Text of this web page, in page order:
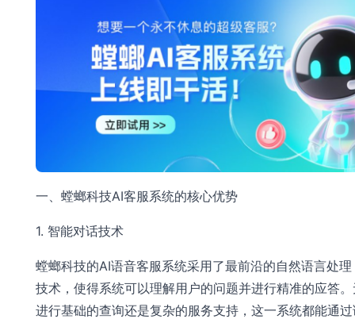
一、螳螂科技AI客服系统的核心优势
1. 智能对话技术
螳螂科技的AI语音客服系统采用了最前沿的自然语言处
技术，使得系统可以理解用户的问题并进行精准的应答
进行基础的查询还是复杂的服务支持，这一系统都能通